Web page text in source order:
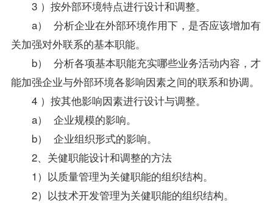
3 ）按外部环境特点进行设计和调整。
a） 分析企业在外部环境作用下，是否应该增加有
关加强对外联系的基本职能。
b） 分析各项基本职能充实哪些业务活动内容，才
能加强企业与外部环境各影响因素之间的联系和协调。
4 ）按其他影响因素进行设计与调整。
a） 企业规模的影响。
b） 企业组织形式的影响。
2、关健职能设计和调整的方法
1）以质量管理为关健职能的组织结构。
2）以技术开发管理为关健职能的组织结构。